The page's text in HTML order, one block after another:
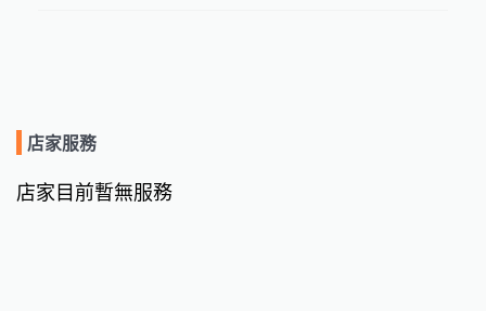
店家服務
店家目前暫無服務